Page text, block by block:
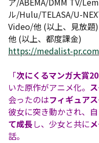
ル/Hulu/TELASA/U-
Video/他 (以上、見放
他 (以上、都度課金)
https://medalist-
「次にくるマンガ大賞
いた原作がアニメ化。
会ったのはフィギュア
彼女に突き動かされ、
て成長し、少女と共に
話。